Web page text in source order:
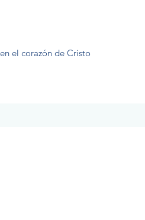
el corazón de Cristo